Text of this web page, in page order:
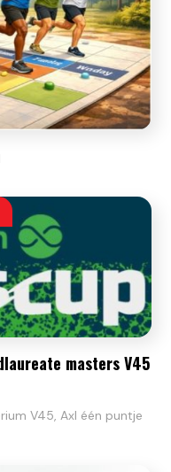
masters V45
V45, Axl één puntje